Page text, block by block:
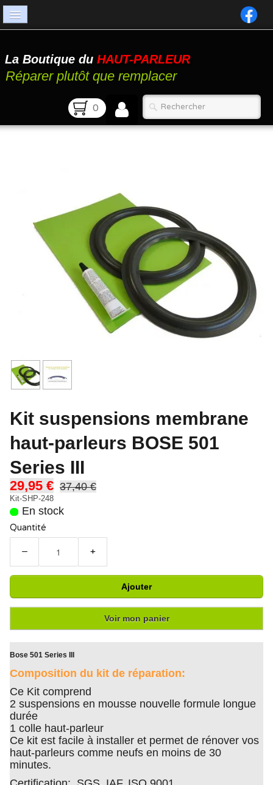
Catalogue
Atelier
La Boutique du HAUT-PARLEUR
Réparer plutôt que remplacer
0
Kit suspensions membrane
haut-parleurs BOSE 501
Series III
29,95 € 37,40 €
Kit-SHP-248
En stock
Quantité
− +
Ajouter
Voir mon panier
Bose 501 Series III
Composition du kit de réparation:
Ce Kit comprend
2 suspensions en mousse nouvelle formule longue
durée
1 colle haut-parleur
Ce kit est facile à installer et permet de rénover vos
haut-parleurs comme neufs en moins de 30
minutes.